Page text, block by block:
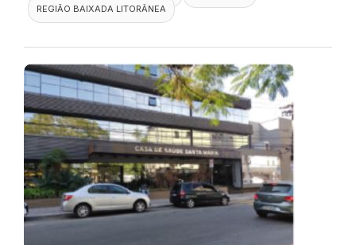
REGIÃO BAIXADA LITORÂNEA